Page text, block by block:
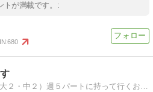
トが満載です。:
680
関西在住２児のおかん（大２・中２）週５パートに持って行くお弁当や子どもの話 話す相手がいないのでブログに綴っていますリウマチ治療中５年目